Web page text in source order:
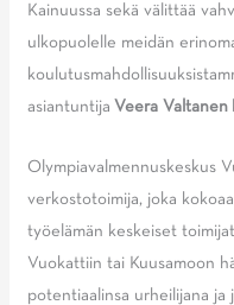
Kainuussa sekä välittää
ulkopuolelle meidän
asiantuntija Veera Valtanen
Olympiavalmennuskeskus
verkostotoimija, joka
työelämän keskeiset
Vuokattiin tai Kuusamoon
potentiaalinsa urheilijana ja